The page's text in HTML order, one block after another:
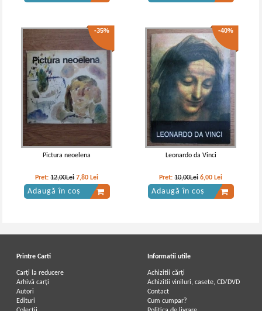
-35%
Pictura neoelena
Pret:12,00Lei 7,80 Lei
Adaugă în coș
-40%
Leonardo da Vinci
Pret:10,00Lei 6,00 Lei
Adaugă în coș
Printre Carti
Carți la reducere
Arhivă carți
Autori
Edituri
Informatii utile
Achizitii cărți
Achizitii viniluri, casete, CD/DVD
Contact
Cum cumpar?